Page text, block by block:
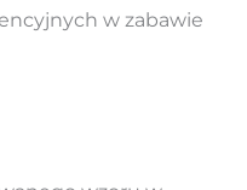
w zabawie